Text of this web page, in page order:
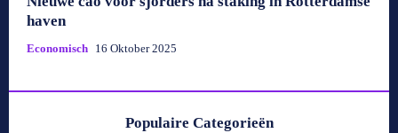
haven
Economisch 16 Oktober 2025
Populaire Categorieën